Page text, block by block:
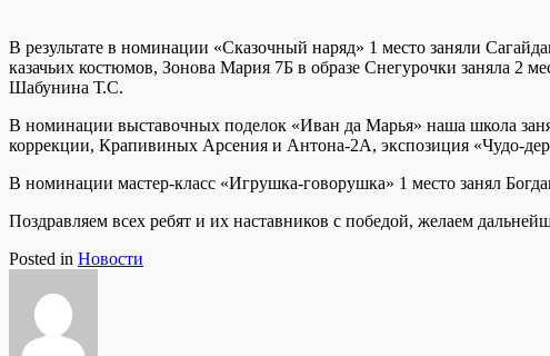
В результате в номинации «Сказочный наряд» 1 место заняли
казачьих костюмов, Зонова Мария 7Б в образе Снегурочки заняла 2
Шабунина Т.С.
В номинации выставочных поделок «Иван да Марья» наша школа
коррекции, Крапивиных Арсения и Антона-2А, экспозиция «Чудо-
В номинации мастер-класс «Игрушка-говорушка» 1 место занял
Поздравляем всех ребят и их наставников с победой, желаем
Posted in Новости